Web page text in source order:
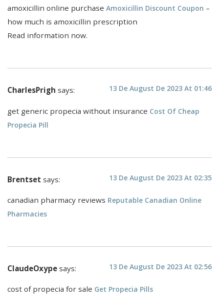
amoxicillin online purchase Amoxicillin Discount Coupon –
how much is amoxicillin prescription
Read information now.
CharlesPrigh says: 13 De August De 2023 At 01:46
get generic propecia without insurance Cost Of Cheap
Propecia Pill
Brentset says: 13 De August De 2023 At 02:35
canadian pharmacy reviews Reputable Canadian Online
Pharmacies
ClaudeOxype says: 13 De August De 2023 At 02:56
cost of propecia for sale Get Propecia Pills